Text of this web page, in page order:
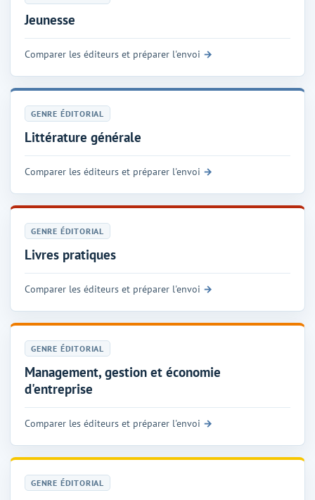
Jeunesse
Comparer les éditeurs et préparer l'envoi
GENRE ÉDITORIAL
Littérature générale
Comparer les éditeurs et préparer l'envoi
GENRE ÉDITORIAL
Livres pratiques
Comparer les éditeurs et préparer l'envoi
GENRE ÉDITORIAL
Management, gestion et économie
d'entreprise
Comparer les éditeurs et préparer l'envoi
GENRE ÉDITORIAL